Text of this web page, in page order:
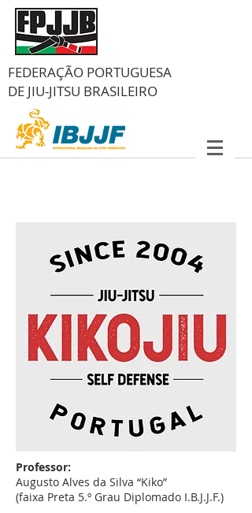
FEDERAÇÃO PORTUGUESA
DE JIU-JITSU BRASILEIRO
Professor:
Augusto Alves da Silva “Kiko”
(faixa Preta 5.º Grau Diplomado I.B.J.J.F.)